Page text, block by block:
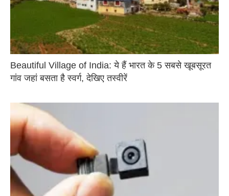
Beautiful Village of India: ये हैं भारत के 5 सबसे खूबसूरत
गांव जहां बसता है स्वर्ग, देखिए तस्वीरें